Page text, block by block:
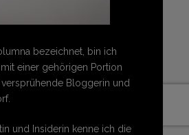
bezeichnet, bin ich
einer gehörigen Portion
Bloggerin und
und Insiderin kenne ich die